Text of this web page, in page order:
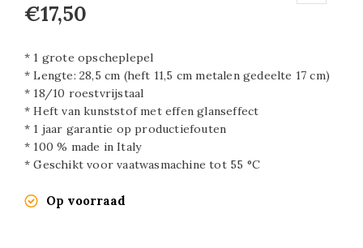
€17,50
* 1 grote opscheplepel
* Lengte: 28,5 cm (heft 11,5 cm metalen gedeelte 17 cm)
* 18/10 roestvrijstaal
* Heft van kunststof met effen glanseffect
* 1 jaar garantie op productiefouten
* 100 % made in Italy
* Geschikt voor vaatwasmachine tot 55 °C
Op voorraad